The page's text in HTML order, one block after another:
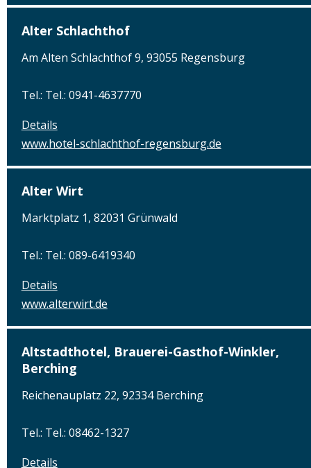
Alter Schlachthof
Am Alten Schlachthof 9, 93055 Regensburg
Tel.: Tel.: 0941-4637770
Details
www.hotel-schlachthof-regensburg.de
Alter Wirt
Marktplatz 1, 82031 Grünwald
Tel.: Tel.: 089-6419340
Details
www.alterwirt.de
Altstadthotel, Brauerei-Gasthof-Winkler,
Berching
Reichenauplatz 22, 92334 Berching
Tel.: Tel.: 08462-1327
Details